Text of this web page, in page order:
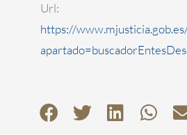
Url:
https://